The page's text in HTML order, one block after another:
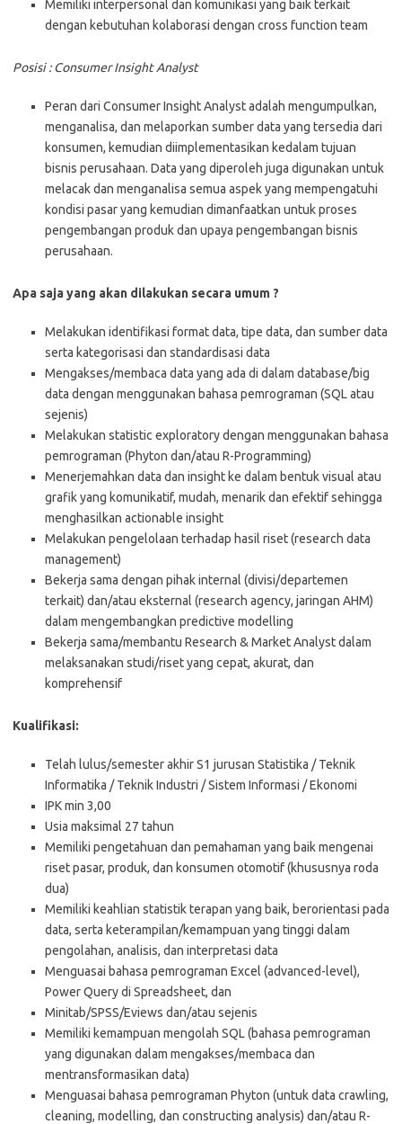
Memiliki interpersonal dan komunikasi yang baik terkait
dengan kebutuhan kolaborasi dengan cross function team
Posisi : Consumer Insight Analyst
Peran dari Consumer Insight Analyst adalah mengumpulkan,
menganalisa, dan melaporkan sumber data yang tersedia dari
konsumen, kemudian diimplementasikan kedalam tujuan
bisnis perusahaan. Data yang diperoleh juga digunakan untuk
melacak dan menganalisa semua aspek yang mempengatuhi
kondisi pasar yang kemudian dimanfaatkan untuk proses
pengembangan produk dan upaya pengembangan bisnis
perusahaan.
Apa saja yang akan dilakukan secara umum ?
Melakukan identifikasi format data, tipe data, dan sumber data
serta kategorisasi dan standardisasi data
Mengakses/membaca data yang ada di dalam database/big
data dengan menggunakan bahasa pemrograman (SQL atau
sejenis)
Melakukan statistic exploratory dengan menggunakan bahasa
pemrograman (Phyton dan/atau R-Programming)
Menerjemahkan data dan insight ke dalam bentuk visual atau
grafik yang komunikatif, mudah, menarik dan efektif sehingga
menghasilkan actionable insight
Melakukan pengelolaan terhadap hasil riset (research data
management)
Bekerja sama dengan pihak internal (divisi/departemen
terkait) dan/atau eksternal (research agency, jaringan AHM)
dalam mengembangkan predictive modelling
Bekerja sama/membantu Research & Market Analyst dalam
melaksanakan studi/riset yang cepat, akurat, dan
komprehensif
Kualifikasi:
Telah lulus/semester akhir S1 jurusan Statistika / Teknik
Informatika / Teknik Industri / Sistem Informasi / Ekonomi
IPK min 3,00
Usia maksimal 27 tahun
Memiliki pengetahuan dan pemahaman yang baik mengenai
riset pasar, produk, dan konsumen otomotif (khususnya roda
dua)
Memiliki keahlian statistik terapan yang baik, berorientasi pada
data, serta keterampilan/kemampuan yang tinggi dalam
pengolahan, analisis, dan interpretasi data
Menguasai bahasa pemrograman Excel (advanced-level),
Power Query di Spreadsheet, dan
Minitab/SPSS/Eviews dan/atau sejenis
Memiliki kemampuan mengolah SQL (bahasa pemrograman
yang digunakan dalam mengakses/membaca dan
mentransformasikan data)
Menguasai bahasa pemrograman Phyton (untuk data crawling,
cleaning, modelling, dan constructing analysis) dan/atau R-